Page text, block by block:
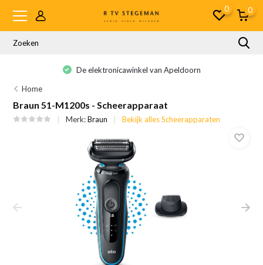
0 0
De elektronicawinkel van Apeldoorn
Home
Braun 51-M1200s - Scheerapparaat
Merk:Braun Bekijk alles Scheerapparaten